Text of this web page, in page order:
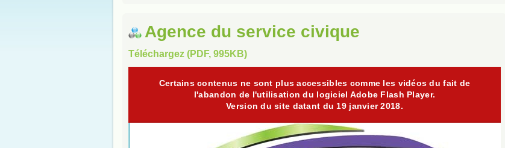
Agence du service civique
Téléchargez (PDF, 995KB)